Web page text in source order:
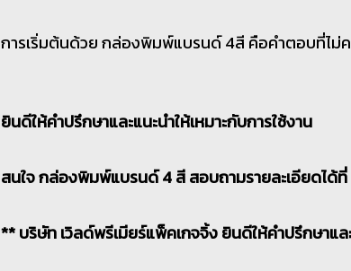
การเริ่มต้นด้วย กล่องพิมพ์แบรนด์ 4สี คือคำตอบที่ไม่
ยินดีให้คำปรึกษาและแนะนำให้เหมาะกับการใช้งาน
สนใจ กล่องพิมพ์แบรนด์ 4 สี สอบถามรายละเอียดได้ที่
** บริษัท เวิลด์พรีเมียร์แพ็คเกจจิ้ง ยินดีให้คำปรึกษาแล